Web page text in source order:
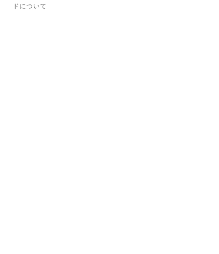
ドについて